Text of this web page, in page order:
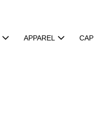
APPAREL CAP